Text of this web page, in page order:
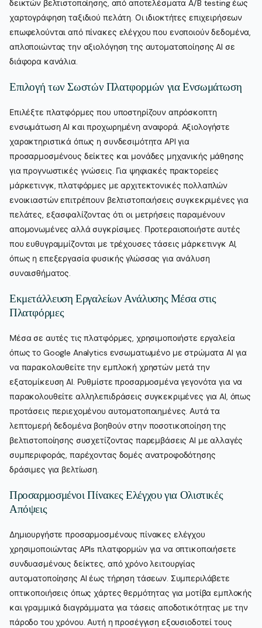
δεικτών βελτιστοποίησης, από αποτελέσματα A/B testing έως
χαρτογράφηση ταξιδιού πελάτη. Οι ιδιοκτήτες επιχειρήσεων
επωφελούνται από πίνακες ελέγχου που ενοποιούν δεδομένα,
απλοποιώντας την αξιολόγηση της αυτοματοποίησης AI σε
διάφορα κανάλια.
Επιλογή των Σωστών Πλατφορμών για Ενσωμάτωση
Επιλέξτε πλατφόρμες που υποστηρίζουν απρόσκοπτη
ενσωμάτωση AI και προχωρημένη αναφορά. Αξιολογήστε
χαρακτηριστικά όπως η συνδεσιμότητα API για
προσαρμοσμένους δείκτες και μονάδες μηχανικής μάθησης
για προγνωστικές γνώσεις. Για ψηφιακές πρακτορείες
μάρκετινγκ, πλατφόρμες με αρχιτεκτονικές πολλαπλών
ενοικιαστών επιτρέπουν βελτιστοποιήσεις συγκεκριμένες για
πελάτες, εξασφαλίζοντας ότι οι μετρήσεις παραμένουν
απομονωμένες αλλά συγκρίσιμες. Προτεραιοποιήστε αυτές
που ευθυγραμμίζονται με τρέχουσες τάσεις μάρκετινγκ AI,
όπως η επεξεργασία φυσικής γλώσσας για ανάλυση
συναισθήματος.
Εκμετάλλευση Εργαλείων Ανάλυσης Μέσα στις
Πλατφόρμες
Μέσα σε αυτές τις πλατφόρμες, χρησιμοποιήστε εργαλεία
όπως το Google Analytics ενσωματωμένο με στρώματα AI για
να παρακολουθείτε την εμπλοκή χρηστών μετά την
εξατομίκευση AI. Ρυθμίστε προσαρμοσμένα γεγονότα για να
παρακολουθείτε αλληλεπιδράσεις συγκεκριμένες για AI, όπως
προτάσεις περιεχομένου αυτοματοποιημένες. Αυτά τα
λεπτομερή δεδομένα βοηθούν στην ποσοτικοποίηση της
βελτιστοποίησης συσχετίζοντας παρεμβάσεις AI με αλλαγές
συμπεριφοράς, παρέχοντας δομές ανατροφοδότησης
δράσιμες για βελτίωση.
Προσαρμοσμένοι Πίνακες Ελέγχου για Ολιστικές
Απόψεις
Δημιουργήστε προσαρμοσμένους πίνακες ελέγχου
χρησιμοποιώντας APIs πλατφορμών για να οπτικοποιήσετε
συνδυασμένους δείκτες, από χρόνο λειτουργίας
αυτοματοποίησης AI έως τήρηση τάσεων. Συμπεριλάβετε
οπτικοποιήσεις όπως χάρτες θερμότητας για μοτίβα εμπλοκής
και γραμμικά διαγράμματα για τάσεις αποδοτικότητας με την
πάροδο του χρόνου. Αυτή η προσέγγιση εξουσιοδοτεί τους